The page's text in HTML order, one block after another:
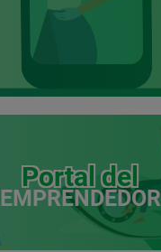
Portal del
EMPRENDEDOR